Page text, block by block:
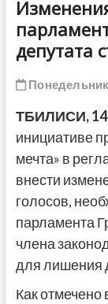
депутата
ТБИЛИСИ,
инициативе
мечта» в
внести
голосов,
парламента
члена
для лишения
Как отмечено